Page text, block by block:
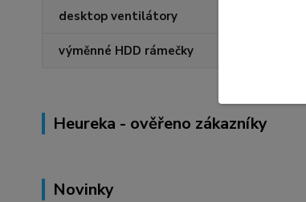
desktop ventilátory
výměnné HDD rámečky
Novinky
Heureka - ověřeno zákazníky